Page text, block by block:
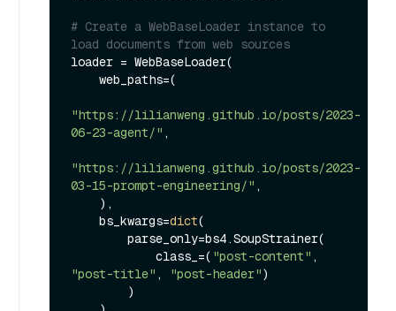
# Create a WebBaseLoader instance to
load documents from web sources
loader = WebBaseLoader(
"https://lilianweng.github.io/posts/2023-
06-23-agent/" ,
"https://lilianweng.github.io/posts/2023-
03-15-prompt-engineering/" ,
    bs_kwargs=
dict(
            class_=(
"post-content"
"post-title" , "post-header")